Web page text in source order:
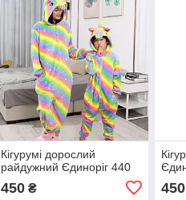
Кігурумі дорослий
райдужний Єдиноріг 440
450₴ 450